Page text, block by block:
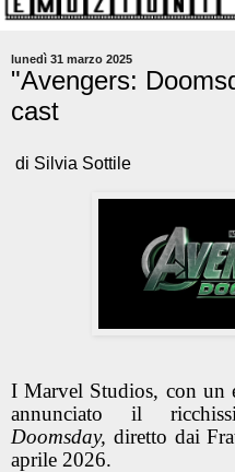
lunedì 31 marzo 2025
"Avengers:
cast
di Silvia Sottile
I Marvel Studios, con un
annunciato il
Doomsday, diretto dai
aprile 2026.